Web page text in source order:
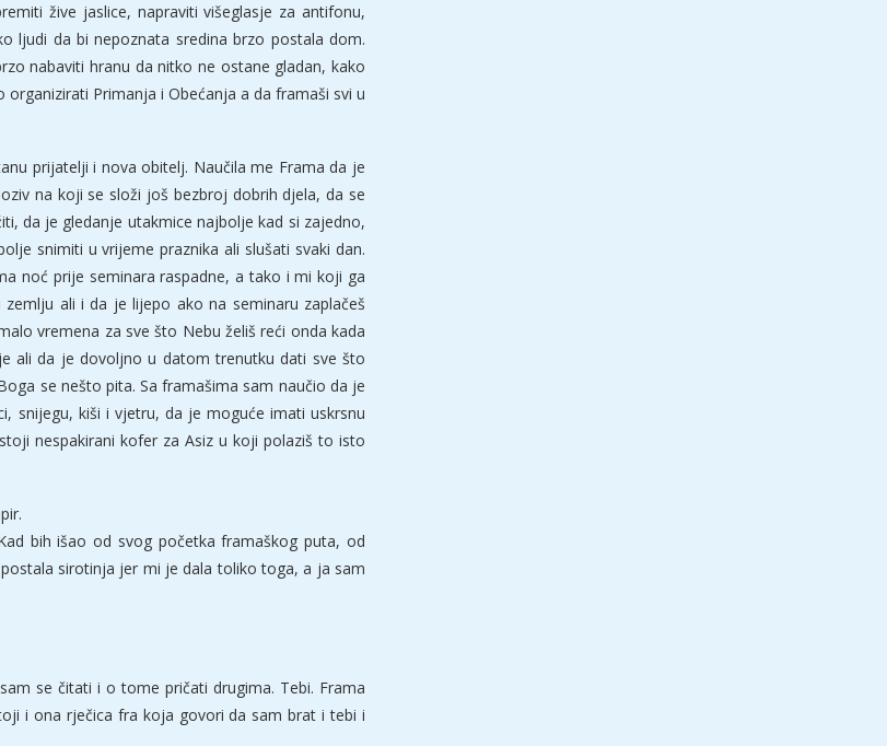
žive jaslice, napraviti višeglasje za antifonu,
ljudi da bi nepoznata sredina brzo postala dom.
nabaviti hranu da nitko ne ostane gladan, kako
Primanja i Obećanja a da framaši svi u
prijatelji i nova obitelj. Naučila me Frama da je
na koji se složi još bezbroj dobrih djela, da se
da je gledanje utakmice najbolje kad si zajedno,
snimiti u vrijeme praznika ali slušati svaki dan.
noć prije seminara raspadne, a tako i mi koji ga
ali i da je lijepo ako na seminaru zaplačeš
vremena za sve što Nebu želiš reći onda kada
ali da je dovoljno u datom trenutku dati sve što
se nešto pita. Sa framašima sam naučio da je
snijegu, kiši i vjetru, da je moguće imati uskrsnu
nespakirani kofer za Asiz u koji polaziš to isto
bih išao od svog početka framaškog puta, od
sirotinja jer mi je dala toliko toga, a ja sam
se čitati i o tome pričati drugima. Tebi. Frama
i ona rječica fra koja govori da sam brat i tebi i